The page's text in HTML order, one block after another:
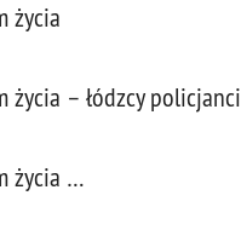
życia
życia – łódzcy
życia …